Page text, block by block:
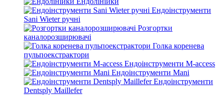
Ендоінструменти
Sani Wieter ручні
Розгортки
каналорозширювачі
Голка коренева
пульпоекстрактори
Ендоінструменти M-access
Ендоінструменти Mani
Ендоінструменти
Dentsply Maillefer